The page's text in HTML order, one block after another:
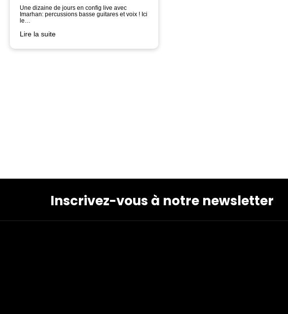
Une dizaine de jours en config live avec
Imarhan: percussions basse guitares et voix ! Ici
le…
Lire la suite
Inscrivez-vous à notre newsletter